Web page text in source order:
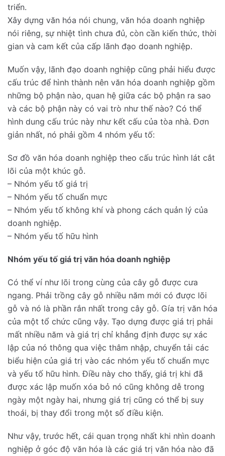
triển.
Xây dựng văn hóa nói chung, văn hóa doanh nghiệp
nói riêng, sự nhiệt tình chưa đủ, còn cần kiến thức, thời
gian và cam kết của cấp lãnh đạo doanh nghiệp.
Muốn vậy, lãnh đạo doanh nghiệp cũng phải hiểu được
cấu trúc để hình thành nên văn hóa doanh nghiệp gồm
những bộ phận nào, quan hệ giữa các bộ phận ra sao
và các bộ phận này có vai trò như thế nào? Có thể
hình dung cấu trúc này như kết cấu của tòa nhà. Đơn
giản nhất, nó phải gồm 4 nhóm yếu tố:
Sơ đồ văn hóa doanh nghiệp theo cấu trúc hình lát cắt
lõi của một khúc gỗ.
– Nhóm yếu tố giá trị
– Nhóm yếu tố chuẩn mực
– Nhóm yếu tố không khí và phong cách quản lý của
doanh nghiệp.
– Nhóm yếu tố hữu hình
Nhóm yếu tố giá trị văn hóa doanh nghiệp
Có thể ví như lõi trong cùng của cây gỗ được cưa
ngang. Phải trồng cây gỗ nhiều năm mới có được lõi
gỗ và nó là phần rắn nhất trong cây gỗ. Gía trị văn hóa
của một tổ chức cũng vậy. Tạo dựng được giá trị phải
mất nhiều năm và giá trị chỉ khẳng định được sự xác
lập của nó thông qua việc thâm nhập, chuyển tải các
biểu hiện của giá trị vào các nhóm yếu tố chuẩn mực
và yếu tố hữu hình. Điều này cho thấy, giá trị khi đã
được xác lập muốn xóa bỏ nó cũng không dễ trong
ngày một ngày hai, nhưng giá trị cũng có thể bị suy
thoái, bị thay đổi trong một số điều kiện.
Như vậy, trước hết, cái quan trọng nhất khi nhìn doanh
nghiệp ở góc độ văn hóa là các giá trị văn hóa nào đã